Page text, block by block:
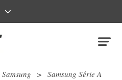
Samsung > Samsung Série A